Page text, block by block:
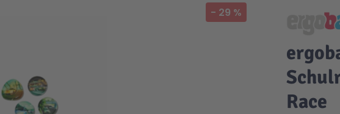
- 29 %
Race